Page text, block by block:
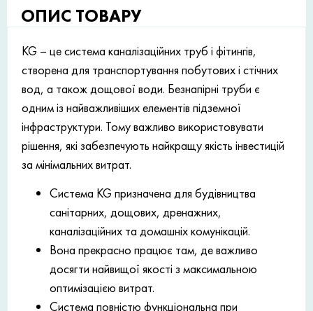
ОПИС ТОВАРУ
KG – це система каналізаційних труб і фітингів,
створена для транспортування побутових і стічних
вод, а також дощової води. Безнапірні труби є
одним із найважливіших елементів підземної
інфраструктури. Тому важливо використовувати
рішення, які забезпечують найкращу якість інвестицій
за мінімальних витрат.
Система KG призначена для будівництва
санітарних, дощових, дренажних,
каналізаційних та домашніх комунікацій.
Вона прекрасно працює там, де важливо
досягти найвищої якості з максимальною
оптимізацією витрат.
Система повністю функціональна при